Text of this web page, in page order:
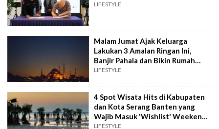
LIFESTYLE
Malam Jumat Ajak Keluarga
Lakukan 3 Amalan Ringan Ini,
Banjir Pahala dan Bikin Rumah
Adem
LIFESTYLE
4 Spot Wisata Hits di Kabupaten
dan Kota Serang Banten yang
Wajib Masuk 'Wishlist' Weekend
Kamu
LIFESTYLE